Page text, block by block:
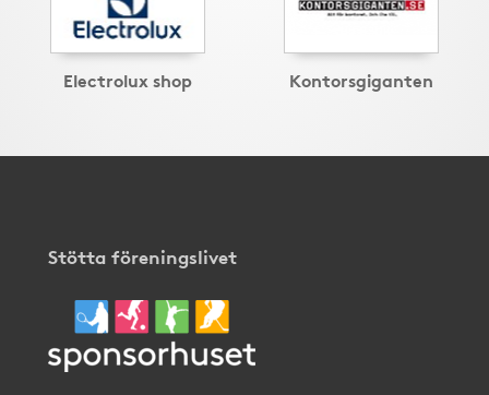
Electrolux shop Kontorsgiganten
Stötta föreningslivet